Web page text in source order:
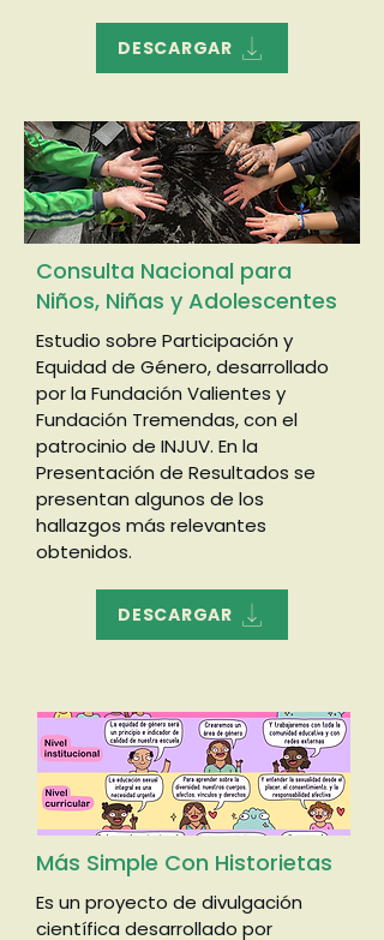
DESCARGAR
Consulta Nacional para
Niños, Niñas y Adolescentes
Estudio sobre Participación y
Equidad de Género, desarrollado
por la Fundación Valientes y
Fundación Tremendas, con el
patrocinio de INJUV. En la
Presentación de Resultados se
presentan algunos de los
hallazgos más relevantes
obtenidos.
DESCARGAR
Más Simple Con Historietas
Es un proyecto de divulgación
científica desarrollado por